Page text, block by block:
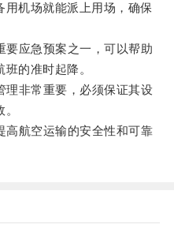
机场就能派上用场，确保
应急预案之一，可以帮助
的准时起降。
非常重要，必须保证其设
航空运输的安全性和可靠